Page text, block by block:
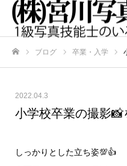
ブログ 卒業・入学
2022.04.3
小学校卒業の撮影
しっかりとした立ち姿💯👍